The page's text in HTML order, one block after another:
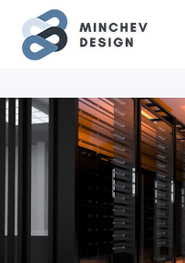
Преминете
към
съдържанието